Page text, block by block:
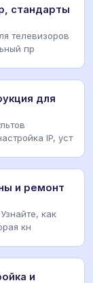
стандарты
телевизоров
пр
для
IP, уст
и ремонт
как
кн
и